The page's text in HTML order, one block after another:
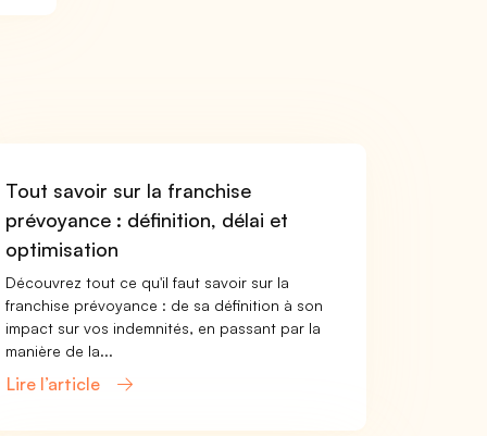
Tout savoir sur la franchise
prévoyance : définition, délai et
optimisation
Découvrez tout ce qu'il faut savoir sur la
franchise prévoyance : de sa définition à son
impact sur vos indemnités, en passant par la
manière de la...
Lire l’article